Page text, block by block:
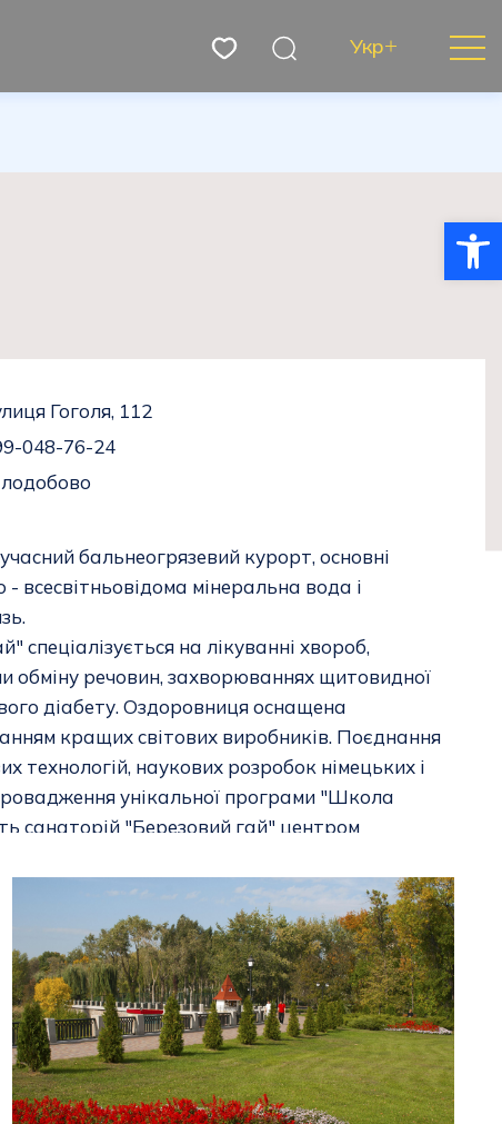
Укр
Гоголя, 112
048-76-24
бальнеогрязевий курорт, основні
- всесвітньовідома мінеральна вода і
спеціалізується на лікуванні хвороб,
обміну речовин, захворюваннях щитовидної
діабету. Оздоровниця оснащена
кращих світових виробників. Поєднання
технологій, наукових розробок німецьких і
унікальної програми "Школа
санаторій "Березовий гай" центром
єдиний Всеукраїнський центр
хворих на цукровий діабет. Сьогодні
визнають, що такого комплексу
і ефективних методик, зібраного в одному
кращих європейських клініках.